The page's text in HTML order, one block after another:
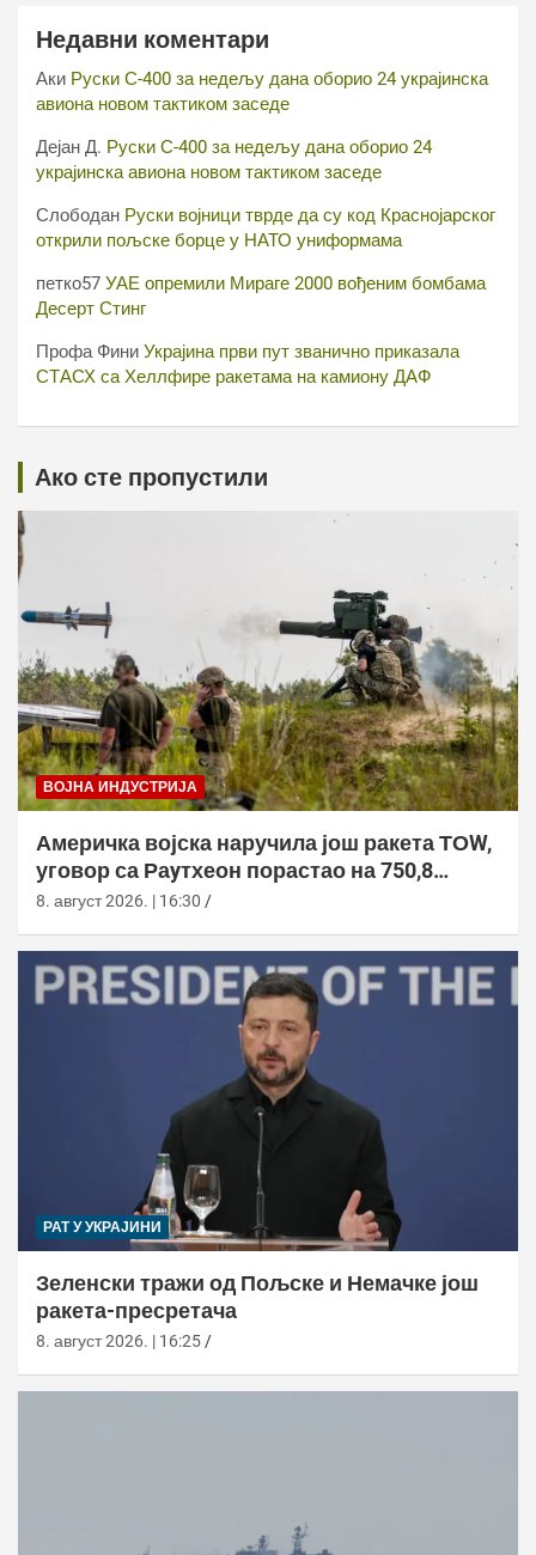
Недавни коментари
Аки Руски С-400 за недељу дана оборио 24 украјинска
авиона новом тактиком заседе
Дејан Д. Руски С-400 за недељу дана оборио 24
украјинска авиона новом тактиком заседе
Слободан Руски војници тврде да су код Краснојарског
открили пољске борце у НАТО униформама
петко57 УАЕ опремили Мираге 2000 вођеним бомбама
Десерт Стинг
Профа Фини Украјина први пут званично приказала
СТАСХ са Хеллфире ракетама на камиону ДАФ
Ако сте пропустили
ВОЈНА ИНДУСТРИЈА
Америчка војска наручила још ракета ТОW,
уговор са Раyтхеон порастао на 750,8
милиона долара
8. август 2026. | 16:30
РАТ У УКРАЈИНИ
Зеленски тражи од Пољске и Немачке још
ракета-пресретача
8. август 2026. | 16:25